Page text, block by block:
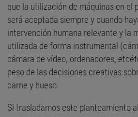
que la utilización de máquinas en el
será aceptada siempre y cuando
intervención humana relevante y la
utilizada de forma instrumental
cámara de vídeo, ordenadores,
peso de las decisiones creativas
carne y hueso.
Si trasladamos este planteamiento